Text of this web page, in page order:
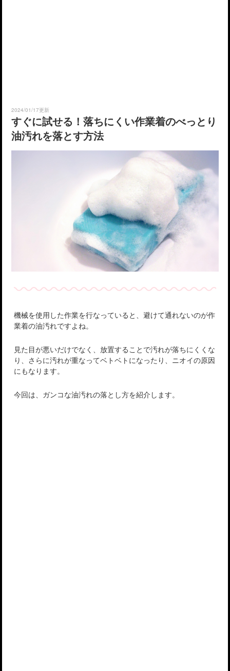
2024/01/17更新
すぐに試せる！落ちにくい作業着のべっとり
油汚れを落とす方法
機械を使用した作業を行なっていると、避けて通れないのが作
業着の油汚れですよね。
見た目が悪いだけでなく、放置することで汚れが落ちにくくな
り、さらに汚れが重なってベトベトになったり、ニオイの原因
にもなります。
今回は、ガンコな油汚れの落とし方を紹介します。